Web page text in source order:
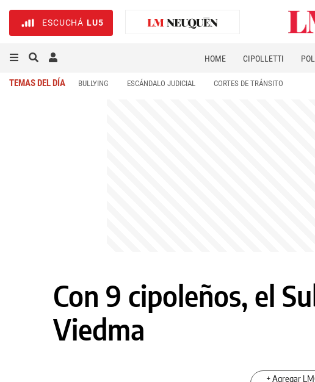
ESCUCHÁ LU5
HOME CIPOLLETTI
TEMAS DEL DÍA BULLYING ESCÁNDALO JUDICIAL CORTES DE TRÁNSITO
Con 9 cipoleños, el
Viedma
+ Agregar